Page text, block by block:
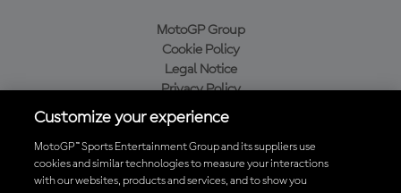
MotoGP Group
Cookie Policy
Legal Notice
Privacy Policy
Purchase Policy
Baixe o aplicativo oficial da MotoGP™
Customize your experience
MotoGP™ Sports Entertainment Group and its suppliers use
cookies and similar technologies to measure your interactions
with our websites, products and services, and to show you